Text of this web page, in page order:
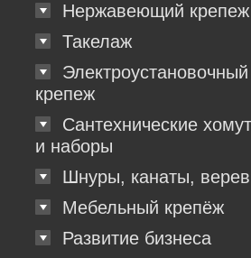
Нержавеющий крепеж
Такелаж
Электроустановочный
крепеж
Сантехнические
и наборы
Шнуры, канаты,
Мебельный крепёж
Развитие бизнеса